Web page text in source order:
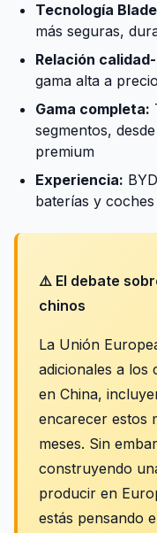
Tecnología
más seguras,
Relación
gama alta a
Gama completa:
segmentos,
premium
Experiencia:
baterías y
⚠️ El debate
chinos
La Unión
adicionales a los
en China,
encarecer estos
meses. Sin
construyendo
producir en
estás pensando